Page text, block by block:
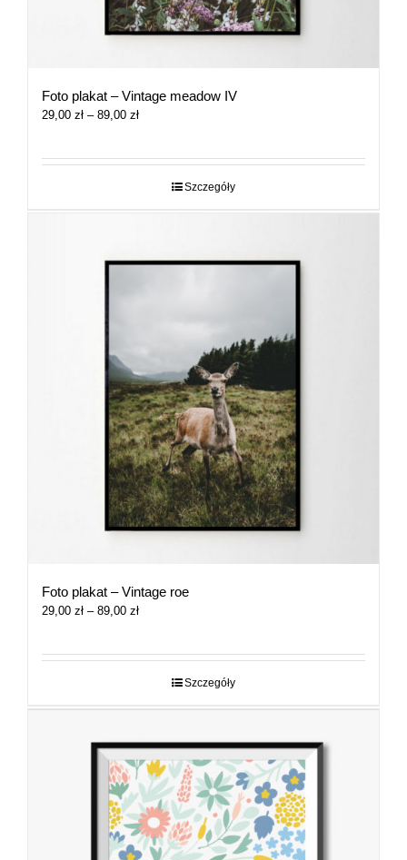
Foto plakat – Vintage meadow IV
29,00 zł – 89,00 złZakres
29,00 zł
Szczegóły
Foto plakat – Vintage roe
29,00 zł – 89,00 złZakres
29,00 zł
Szczegóły